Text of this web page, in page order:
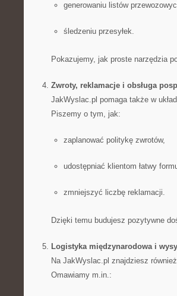
generowaniu listów
śledzeniu przesyłek.
Pokazujemy, jak proste narzędzia
Zwroty, reklamacje i obsługa
JakWyslac.pl pomaga także w
Piszemy o tym, jak:
zaplanować politykę zwrotów,
udostępniać klientom łatwy
zmniejszyć liczbę reklamacji.
Dzięki temu budujesz pozytywne
Logistyka międzynarodowa i
Na JakWyslac.pl znajdziesz
Omawiamy m.in.: